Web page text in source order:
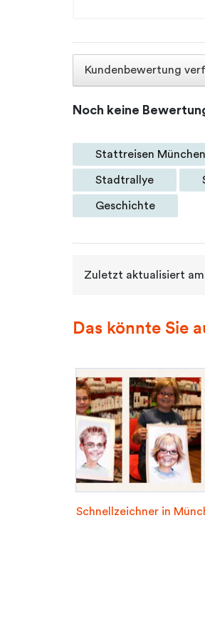
Kundenbewertung
Noch keine
Stattreisen München
Stadtrallye
Geschichte
Zuletzt aktualisiert
Das könnte Sie
Schnellzeichner in